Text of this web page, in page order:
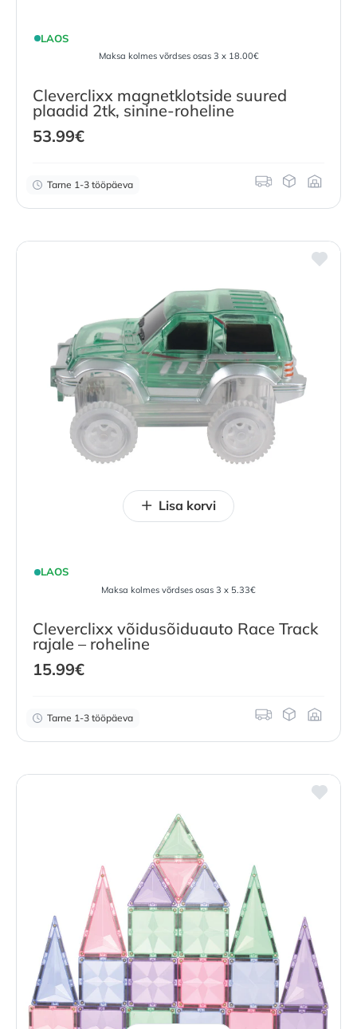
LAOS
Maksa kolmes võrdses osas 3 x 18.00€
Cleverclixx magnetklotside suured
plaadid 2tk, sinine-roheline
53.99€
Tarne 1-3 tööpäeva
LAOS
Maksa kolmes võrdses osas 3 x 5.33€
Cleverclixx võidusõiduauto Race Track
rajale – roheline
15.99€
Tarne 1-3 tööpäeva
Lisa korvi